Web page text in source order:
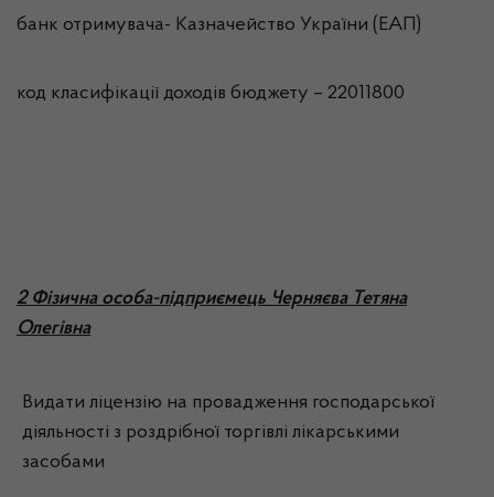
банк отримувача- Казначейство України (ЕАП)
код класифікації доходів бюджету – 22011800
2 Фізична особа-підприємець Черняєва Тетяна
Олегівна
Видати ліцензію на провадження господарської
діяльності з роздрібної торгівлі лікарськими
засобами